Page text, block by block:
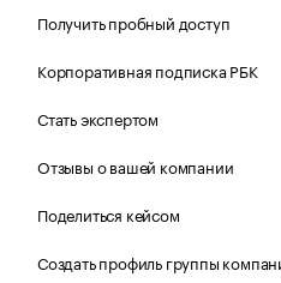
Получить пробный доступ
Корпоративная подписка РБК
Стать экспертом
Отзывы о вашей компании
Поделиться кейсом
Создать профиль группы